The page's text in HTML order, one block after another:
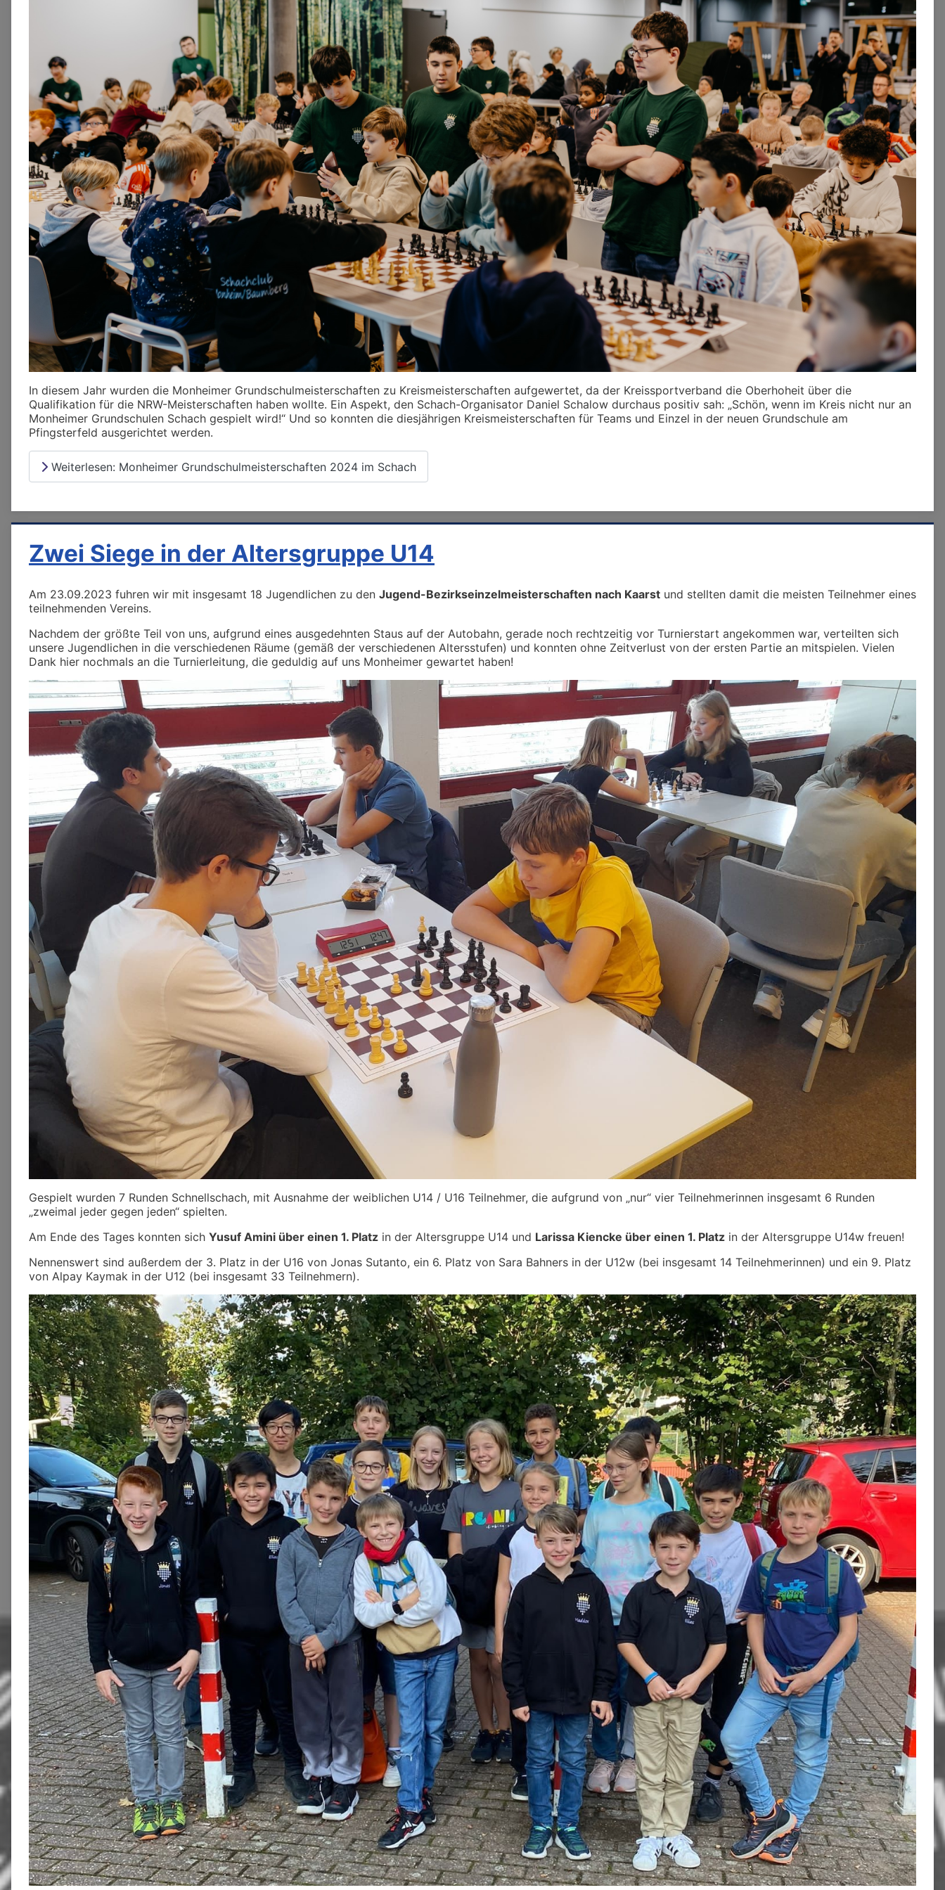
In diesem Jahr wurden die Monheimer Grundschulmeisterschaften zu Kreismeisterschaften aufgewertet, da der Kreissportverband die Oberhoheit über die
Qualifikation für die NRW-Meisterschaften haben wollte. Ein Aspekt, den Schach-Organisator Daniel Schalow durchaus positiv sah: „Schön, wenn im Kreis nicht nur an
Monheimer Grundschulen Schach gespielt wird!“ Und so konnten die diesjährigen Kreismeisterschaften für Teams und Einzel in der neuen Grundschule am
Pfingsterfeld ausgerichtet werden.
Weiterlesen: Monheimer Grundschulmeisterschaften 2024 im Schach
Zwei Siege in der Altersgruppe U14
Am 23.09.2023 fuhren wir mit insgesamt 18 Jugendlichen zu den Jugend-Bezirkseinzelmeisterschaften nach Kaarst und stellten damit die meisten Teilnehmer eines
teilnehmenden Vereins.
Nachdem der größte Teil von uns, aufgrund eines ausgedehnten Staus auf der Autobahn, gerade noch rechtzeitig vor Turnierstart angekommen war, verteilten sich
unsere Jugendlichen in die verschiedenen Räume (gemäß der verschiedenen Altersstufen) und konnten ohne Zeitverlust von der ersten Partie an mitspielen. Vielen
Dank hier nochmals an die Turnierleitung, die geduldig auf uns Monheimer gewartet haben!
Gespielt wurden 7 Runden Schnellschach, mit Ausnahme der weiblichen U14 / U16 Teilnehmer, die aufgrund von „nur“ vier Teilnehmerinnen insgesamt 6 Runden
„zweimal jeder gegen jeden“ spielten.
Am Ende des Tages konnten sich Yusuf Amini über einen 1. Platz in der Altersgruppe U14 und Larissa Kiencke über einen 1. Platz in der Altersgruppe U14w freuen!
Nennenswert sind außerdem der 3. Platz in der U16 von Jonas Sutanto, ein 6. Platz von Sara Bahners in der U12w (bei insgesamt 14 Teilnehmerinnen) und ein 9. Platz
von Alpay Kaymak in der U12 (bei insgesamt 33 Teilnehmern).